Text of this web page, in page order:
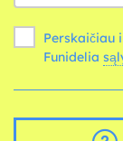
Perskaičiau
Funidelia